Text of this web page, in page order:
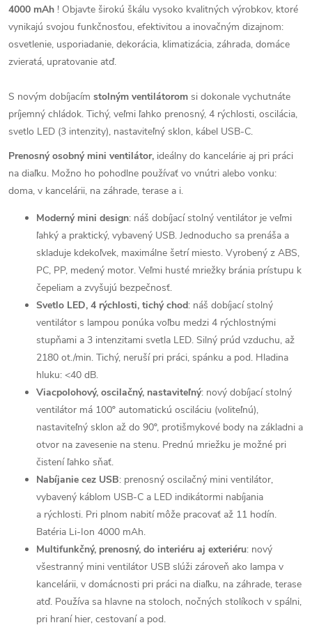
4000 mAh ! Objavte širokú škálu vysoko kvalitných výrobkov, ktoré
vynikajú svojou funkčnosťou, efektivitou a inovačným dizajnom:
osvetlenie, usporiadanie, dekorácia, klimatizácia, záhrada, domáce
zvieratá, upratovanie atď.
S novým dobíjacím stolným ventilátorom si dokonale vychutnáte
príjemný chládok. Tichý, veľmi ľahko prenosný, 4 rýchlosti, oscilácia,
svetlo LED (3 intenzity), nastaviteľný sklon, kábel USB-C.
Prenosný osobný mini ventilátor, ideálny do kancelárie aj pri práci
na diaľku. Možno ho pohodlne používať vo vnútri alebo vonku:
doma, v kancelárii, na záhrade, terase a i.
Moderný mini design: náš dobíjací stolný ventilátor je veľmi
ľahký a praktický, vybavený USB. Jednoducho sa prenáša a
skladuje kdekoľvek, maximálne šetrí miesto. Vyrobený z ABS,
PC, PP, medený motor. Veľmi husté mriežky bránia prístupu k
čepeliam a zvyšujú bezpečnosť.
Svetlo LED, 4 rýchlosti, tichý chod: náš dobíjací stolný
ventilátor s lampou ponúka voľbu medzi 4 rýchlostnými
stupňami a 3 intenzitami svetla LED. Silný prúd vzduchu, až
2180 ot./min. Tichý, neruší pri práci, spánku a pod. Hladina
hluku: <40 dB.
Viacpolohový, oscilačný, nastaviteľný: nový dobíjací stolný
ventilátor má 100º automatickú osciláciu (voliteľnú),
nastaviteľný sklon až do 90º, protišmykové body na základni a
otvor na zavesenie na stenu. Prednú mriežku je možné pri
čistení ľahko sňať.
Nabíjanie cez USB: prenosný oscilačný mini ventilátor,
vybavený káblom USB-C a LED indikátormi nabíjania
a rýchlosti. Pri plnom nabití môže pracovať až 11 hodín.
Batéria Li-Ion 4000 mAh.
Multifunkčný, prenosný, do interiéru aj exteriéru: nový
všestranný mini ventilátor USB slúži zároveň ako lampa v
kancelárii, v domácnosti pri práci na diaľku, na záhrade, terase
atď. Používa sa hlavne na stoloch, nočných stolíkoch v spálni,
pri hraní hier, cestovaní a pod.